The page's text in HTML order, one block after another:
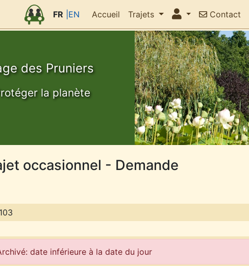
FR |EN Accueil Trajets Contact
des Pruniers
la planète
occasionnel - Demande
date inférieure à la date du jour